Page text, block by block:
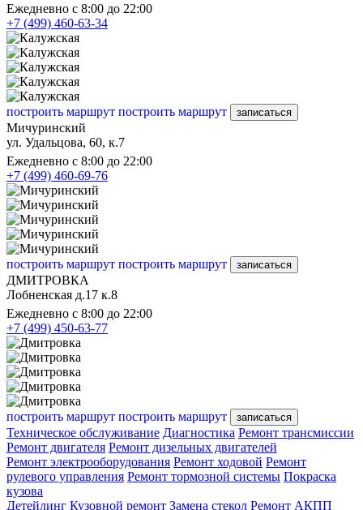
Ежедневно с 8:00 до 22:00
+7 (499) 460-63-34
построить маршрут построить маршрут записаться
Мичуринский
ул. Удальцова, 60, к.7
Ежедневно с 8:00 до 22:00
+7 (499) 460-69-76
построить маршрут построить маршрут записаться
ДМИТРОВКА
Лобненская д.17 к.8
Ежедневно с 8:00 до 22:00
+7 (499) 450-63-77
построить маршрут построить маршрут записаться
Техническое обслуживание Диагностика Ремонт трансмиссии
Ремонт двигателя Ремонт дизельных двигателей
Ремонт электрооборудования Ремонт ходовой Ремонт
рулевого управления Ремонт тормозной системы Покраска
кузова
Детейлинг Кузовной ремонт Замена стекол Ремонт АКПП